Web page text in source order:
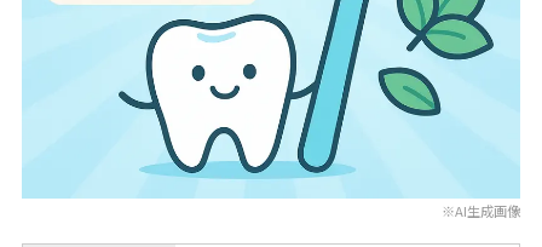
※AI生成画像